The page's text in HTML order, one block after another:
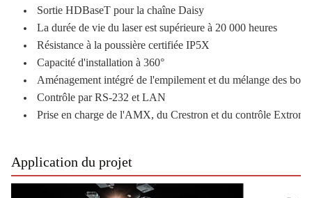
Sortie HDBaseT pour la chaîne Daisy
La durée de vie du laser est supérieure à 20 000 heures
Résistance à la poussière certifiée IP5X
Capacité d'installation à 360°
Aménagement intégré de l'empilement et du mélange des
Contrôle par RS-232 et LAN
Prise en charge de l'AMX, du Crestron et du contrôle Extron
Application du projet